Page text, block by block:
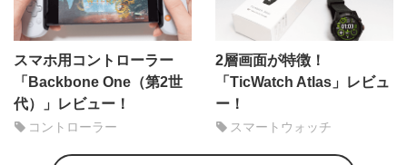
スマホ用コントローラー
「Backbone One（第2世
代）」レビュー！
コントローラー
2層画面が特徴！
「TicWatch Atlas」レビュ
ー！
スマートウォッチ